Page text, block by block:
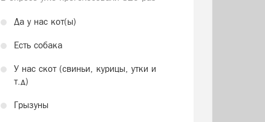
Да у нас кот(ы)
Есть собака
У нас скот (свиньи, курицы, утки и
т.д)
Грызуны